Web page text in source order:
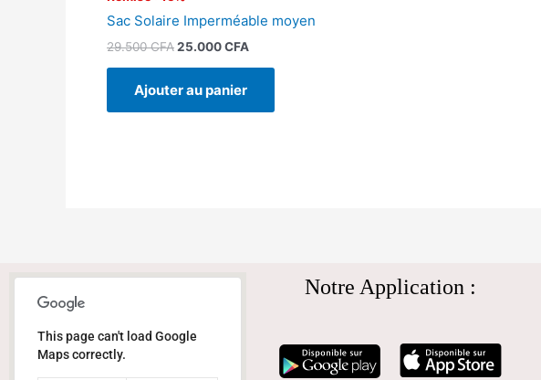
Sac Solaire Imperméable moyen
29.500CFA25.000CFA
Ajouter au panier
This page can't load Google
Maps correctly.
Notre Application :